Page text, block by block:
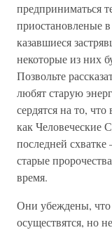
предприниматься
приостановленые
казавшиеся
некоторые из них
Позвольте
любят старую
сердятся на то,
как Человеческие
последней
старые
время.
Они убеждены, что
осуществятся, но